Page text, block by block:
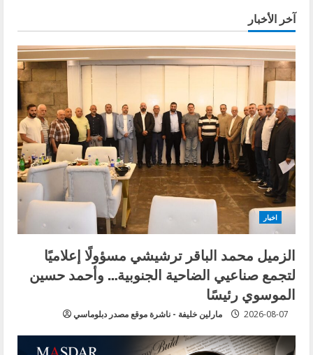
آخر الأخبار
اخبار
الزميل محمد الباقر ترشيشي مسؤولًا إعلاميًا
لتجمع صناعيي الضاحية الجنوبية… وأحمد حسين
الموسوي رئيسًا
مارلين خليفة - ناشرة موقع مصدر دبلوماسي 2026-08-07